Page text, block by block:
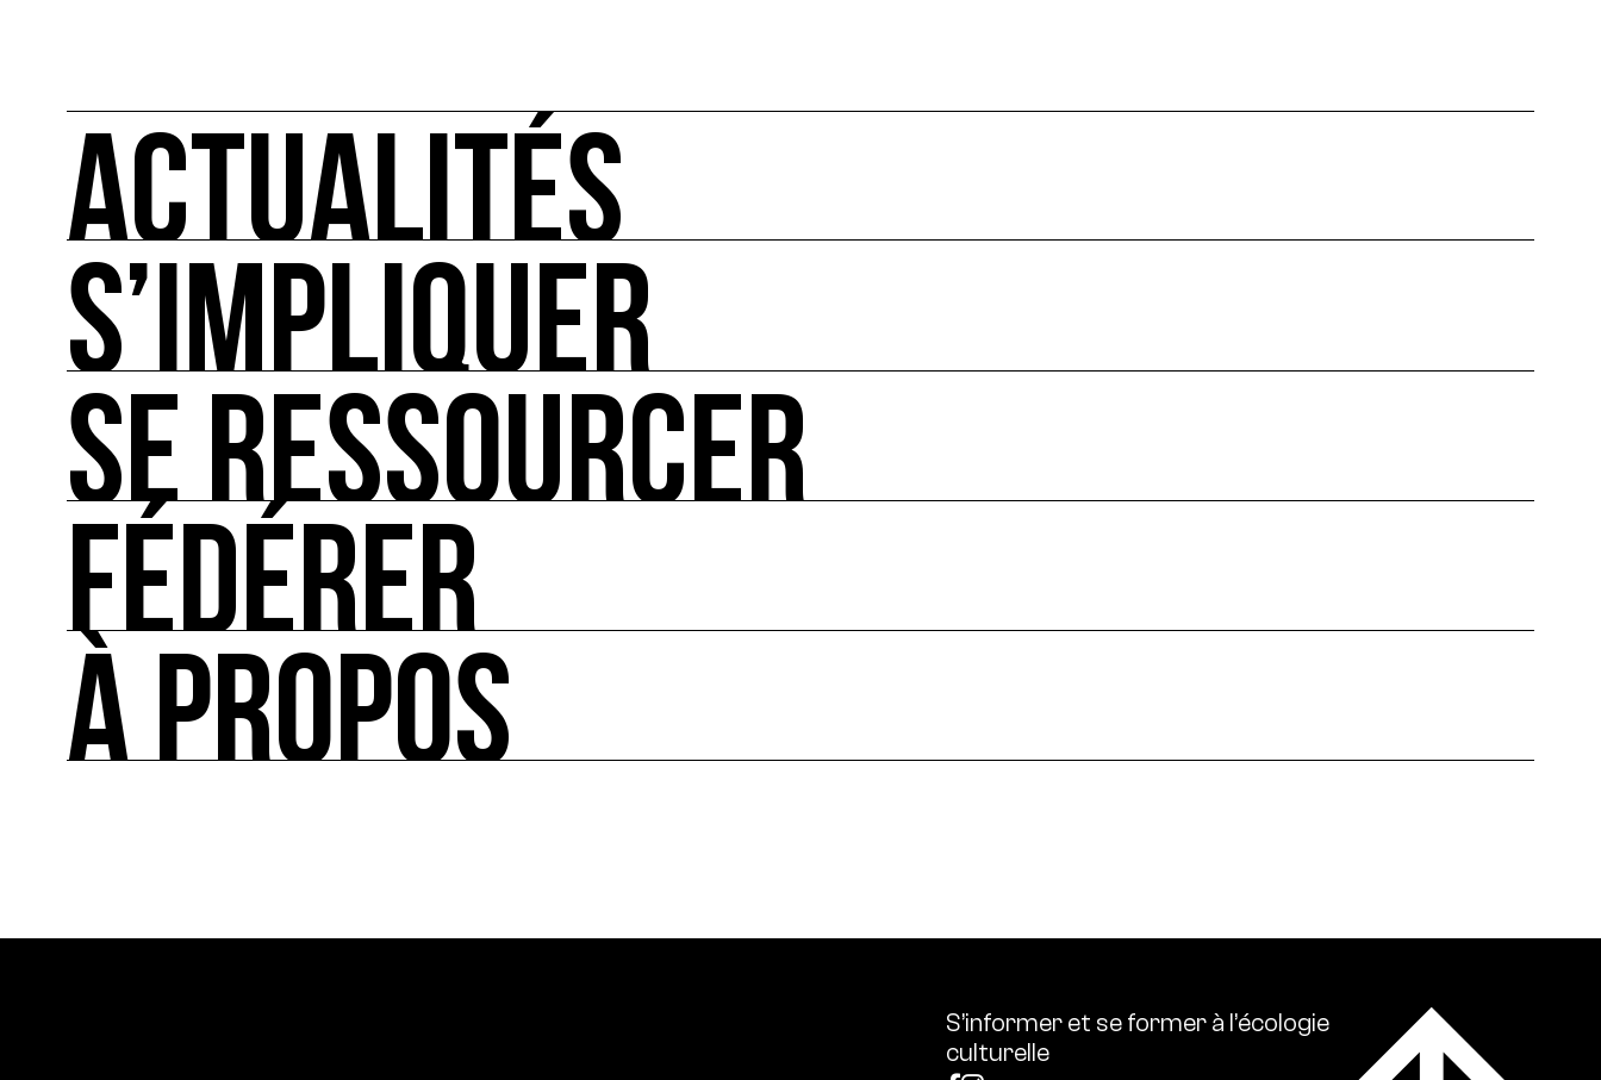
ACTUALITÉS
ACTUALITÉS
L'actualité française et internationale des rendez-vous de l'art et de l'écologie : manifestations, appels à projets, rencontres...
S’IMPLIQUER
S’IMPLIQUER
Les bonnes pratiques, guides et outils pour réduire ses impacts.
SE RESSOURCER
SE RESSOURCER
Les ressources théoriques et inspirantes sur les enjeux croisés culture et écologie.
FÉDÉRER
FÉDÉRER
Le répertoire des acteurs de l’écologie culturelle en France et dans le monde.
À PROPOS
S’informer et se former à l’écologie
culturelle